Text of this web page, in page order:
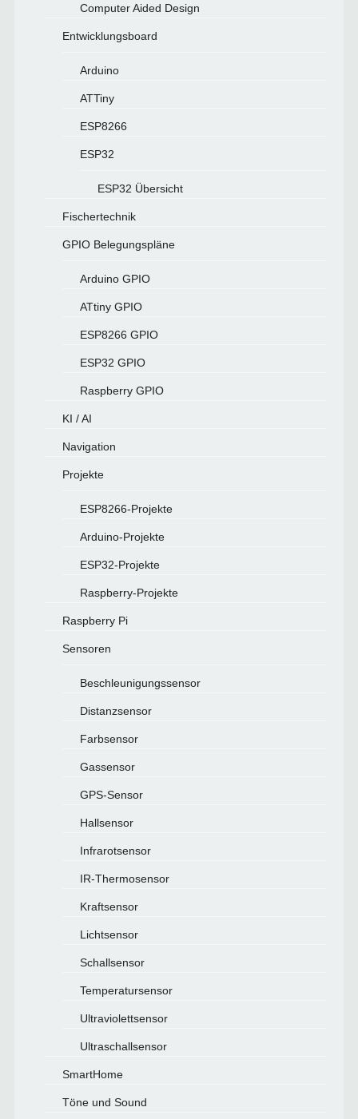
Computer Aided Design
Entwicklungsboard
Arduino
ATTiny
ESP8266
ESP32
ESP32 Übersicht
Fischertechnik
GPIO Belegungspläne
Arduino GPIO
ATtiny GPIO
ESP8266 GPIO
ESP32 GPIO
Raspberry GPIO
KI / AI
Navigation
Projekte
ESP8266-Projekte
Arduino-Projekte
ESP32-Projekte
Raspberry-Projekte
Raspberry Pi
Sensoren
Beschleunigungssensor
Distanzsensor
Farbsensor
Gassensor
GPS-Sensor
Hallsensor
Infrarotsensor
IR-Thermosensor
Kraftsensor
Lichtsensor
Schallsensor
Temperatursensor
Ultraviolettsensor
Ultraschallsensor
SmartHome
Töne und Sound